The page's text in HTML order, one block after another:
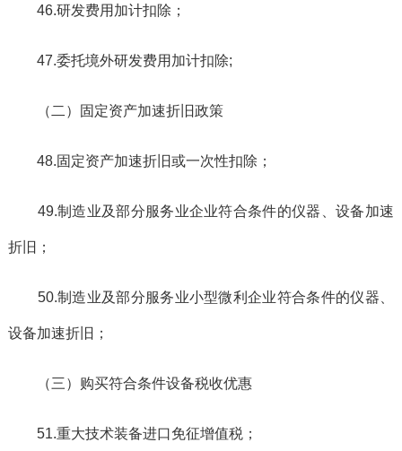
46.研发费用加计扣除；
47.委托境外研发费用加计扣除;
（二）固定资产加速折旧政策
48.固定资产加速折旧或一次性扣除；
49.制造业及部分服务业企业符合条件的仪器、设备加速
折旧；
50.制造业及部分服务业小型微利企业符合条件的仪器、
设备加速折旧；
（三）购买符合条件设备税收优惠
51.重大技术装备进口免征增值税；